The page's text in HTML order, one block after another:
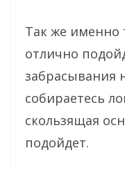
Так же именно
отлично
забрасывания
собираетесь
скользящая
подойдет.